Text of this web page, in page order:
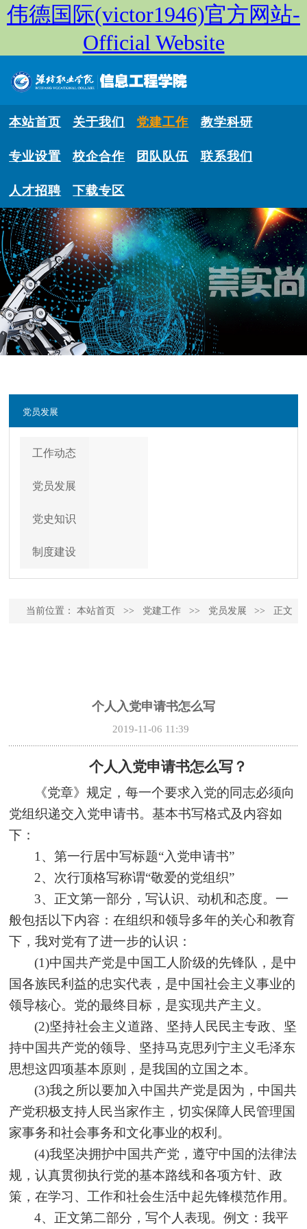
伟德国际(victor1946)官方网站-
Official Website
本站首页 关于我们 党建工作 教学科研
专业设置 校企合作 团队队伍 联系我们
人才招聘 下载专区
党员发展
工作动态
党员发展
党史知识
制度建设
当前位置： 本站首页 >> 党建工作 >> 党员发展 >> 正文
个人入党申请书怎么写
2019-11-06 11:39
个人入党申请书怎么写？
《党章》规定，每一个要求入党的同志必须向
党组织递交入党申请书。基本书写格式及内容如
下：
1、第一行居中写标题“入党申请书”
2、次行顶格写称谓“敬爱的党组织”
3、正文第一部分，写认识、动机和态度。一
般包括以下内容：在组织和领导多年的关心和教育
下，我对党有了进一步的认识：
(1)中国共产党是中国工人阶级的先锋队，是中
国各族民利益的忠实代表，是中国社会主义事业的
领导核心。党的最终目标，是实现共产主义。
(2)坚持社会主义道路、坚持人民民主专政、坚
持中国共产党的领导、坚持马克思列宁主义毛泽东
思想这四项基本原则，是我国的立国之本。
(3)我之所以要加入中国共产党是因为，中国共
产党积极支持人民当家作主，切实保障人民管理国
家事务和社会事务和文化事业的权利。
(4)我坚决拥护中国共产党，遵守中国的法律法
规，认真贯彻执行党的基本路线和各项方针、政
策，在学习、工作和社会生活中起先锋模范作用。
4、正文第二部分，写个人表现。例文：我平